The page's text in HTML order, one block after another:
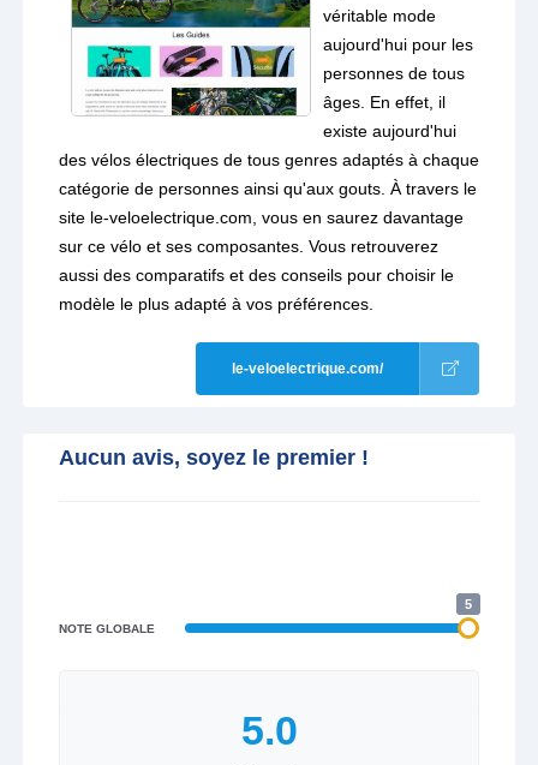
véritable mode
aujourd'hui pour les
personnes de tous
âges. En effet, il
existe aujourd'hui
des vélos électriques de tous genres adaptés à chaque
catégorie de personnes ainsi qu'aux gouts. À travers le
site le-veloelectrique.com, vous en saurez davantage
sur ce vélo et ses composantes. Vous retrouverez
aussi des comparatifs et des conseils pour choisir le
modèle le plus adapté à vos préférences.
le-veloelectrique.com/
Aucun avis, soyez le premier !
NOTE GLOBALE
5